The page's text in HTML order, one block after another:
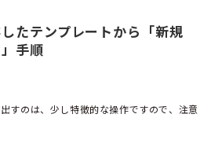
したテンプレートから「新規
手順
すのは、少し特徴的な操作ですので、注意